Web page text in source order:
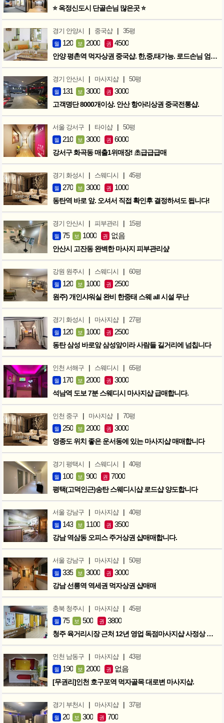
⭐ 옥정신도시 단골손님 많은곳 ⭐
경기 안양시 | 중국샵 | 35평
월 120 보 2000 권 4500
안양 평촌역 먹자상권 중국샵. 한,중,태가능. 로드손님 엄청많아요!
경기 안산시 | 마사지샵 | 50평
월 131 보 3000 권 3000
고객명단 8000개이상. 안산 항아리상권 중국전통샵.
서울 강서구 | 타이샵 | 50평
월 210 보 3000 권 6000
강서구 화곡동 매출1위매장! 초급급급매
경기 화성시 | 스웨디시 | 45평
월 270 보 3000 권 1000
동탄역 바로 앞. 오셔서 직접 확인후 결정하셔도 됩니다!
경기 안산시 | 피부관리 | 15평
월 75 보 1000 권 없음
안산시 고잔동 완벽한 마사지 피부관리샾
강원 원주시 | 스웨디시 | 60평
월 120 보 1000 권 2500
원주) 개인샤워실 완비 한중태 스웨 all 시설 무난
경기 화성시 | 마사지샵 | 27평
월 120 보 1000 권 2500
동탄 삼성 바로앞 삼성앞이라 사람들 길거리에 넘칩니다
인천 서해구 | 스웨디시 | 65평
월 170 보 2000 권 3000
석남역 도보 7분 스웨디시 마사지샵 급매합니다.
인천 중구 | 마사지샵 | 70평
월 250 보 2000 권 3000
영종도 위치 좋은 운서동에 있는 마사지샵 매매합니다
경기 평택시 | 스웨디시 | 40평
월 100 보 900 권 7000
평택(고덕인근)송탄 스웨디시샵 로드샵 양도합니다
서울 강남구 | 마사지샵 | 40평
월 143 보 1100 권 3500
강남 역삼동 오피스 주거상권 샵매매합니다.
서울 강남구 | 마사지샵 | 50평
월 335 보 3000 권 3000
강남 선릉역 역세권 먹자상권 샵매매
충북 청주시 | 마사지샵 | 45평
월 75 보 500 권 3800
청주 육거리시장 근처 12년 영업 독점마사지샵 사정상 급매합니다.
인천 남동구 | 마사지샵 | 43평
월 190 보 2000 권 없음
[무권리]인천 호구포역 먹자골목 대로변 마사지샵.
경기 부천시 | 마사지샵 | 37평
월 20 보 300 권 700